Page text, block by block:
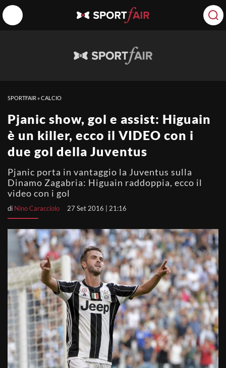
SPORTFAIR »CALCIO
Pjanic show, gol e assist: Higuain
è un killer, ecco il VIDEO con i
due gol della Juventus
Pjanic porta in vantaggio la Juventus sulla
Dinamo Zagabria: Higuain raddoppia, ecco il
video con i gol
di Nino Caracciolo 27 Set 2016 | 21:16